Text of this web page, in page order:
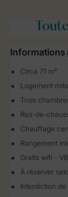
Informations
Circa 71 m²
Logement
Trois
Rez-de-
Chauffage
Rangement
Gratis wifi -
À réserver
Interdiction de